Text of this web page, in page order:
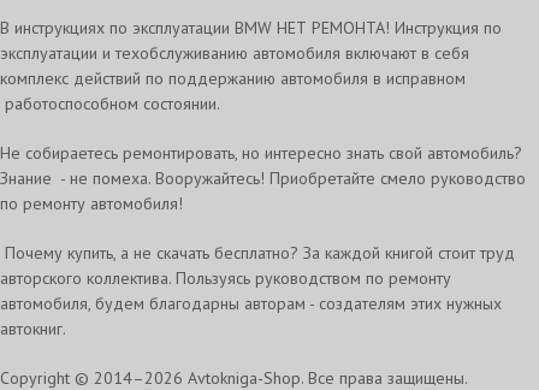
В инструкциях по эксплуатации BMW НЕТ РЕМОНТА! Инструкция по
эксплуатации и техобслуживанию автомобиля включают в себя
комплекс действий по поддержанию автомобиля в исправном
работоспособном состоянии.
Не собираетесь ремонтировать, но интересно знать свой автомобиль?
Знание - не помеха. Вооружайтесь! Приобретайте смело руководство
по ремонту автомобиля!
Почему купить, а не скачать бесплатно? За каждой книгой стоит труд
авторского коллектива. Пользуясь руководством по ремонту
автомобиля, будем благодарны авторам - создателям этих нужных
автокниг.
Copyright © 2014–2026 Avtokniga-Shop. Все права защищены.